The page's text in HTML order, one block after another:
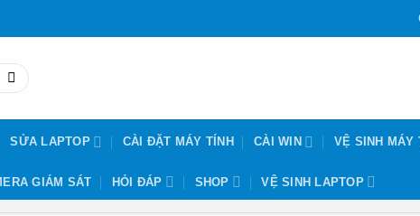
SỬA LAPTOP CÀI ĐẶT MÁY TÍNH CÀI WIN VỆ SINH MÁY
GIÁM SÁT HỎI ĐÁP SHOP VỆ SINH LAPTOP